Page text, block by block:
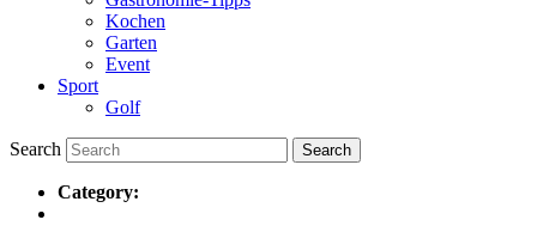
Kochen
Garten
Event
Sport
Golf
Search
Category: